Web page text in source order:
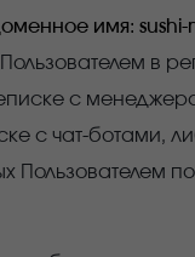
имя: sushi-
в
с
с чат-ботами,
Пользователем